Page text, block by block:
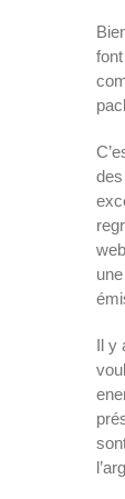
Il y